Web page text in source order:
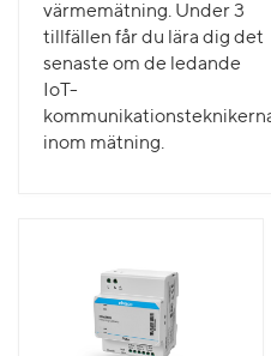
värmemätning. Under 3
tillfällen får du lära dig det
senaste om de ledande
IoT-
inom mätning.